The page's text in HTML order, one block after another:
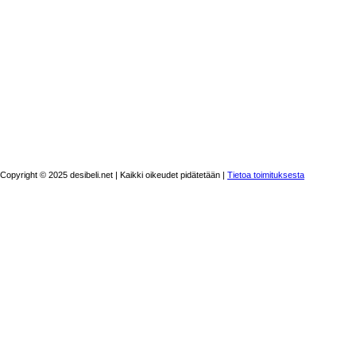
Copyright © 2025 desibeli.net | Kaikki oikeudet pidätetään | Tietoa toimituksesta